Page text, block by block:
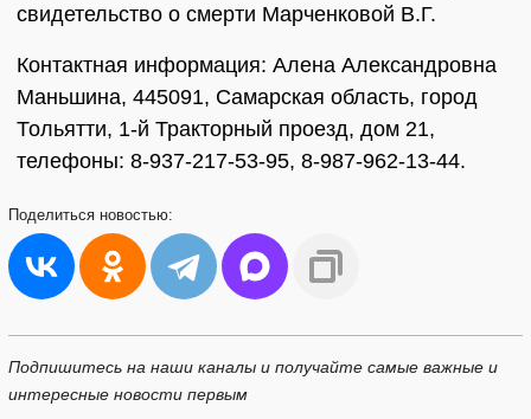
свидетельство о смерти Марченковой В.Г.
Контактная информация: Алена Александровна
Маньшина, 445091, Самарская область, город
Тольятти, 1-й Тракторный проезд, дом 21,
телефоны: 8-937-217-53-95, 8-987-962-13-44.
Поделиться новостью:
Подпишитесь на наши каналы и получайте самые важные и
интересные новости первым